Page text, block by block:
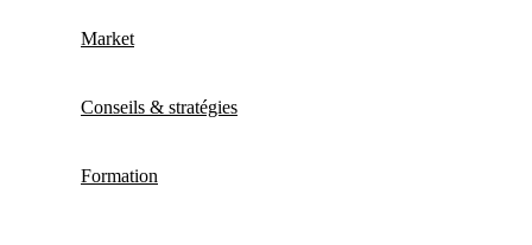
Market
Conseils & stratégies
Formation